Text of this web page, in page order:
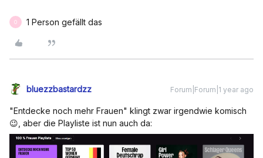
O 1 Person gefällt das
bluezzbastardzz Forum|Forum|1 year ago
"Entdecke noch mehr Frauen" klingt zwar irgendwie komisch
😉, aber die Playliste ist nun auch da: